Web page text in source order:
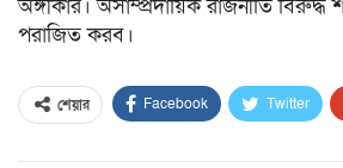
অঙ্গীকার। অসাম্প্রদায়িক রাজনীতি
পরাজিত করব।
শেয়ার Facebook Twitter